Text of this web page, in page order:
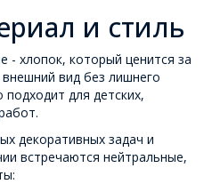
и стиль
- хлопок, который ценится за
вид без лишнего
для детских,
декоративных задач и
встречаются нейтральные,